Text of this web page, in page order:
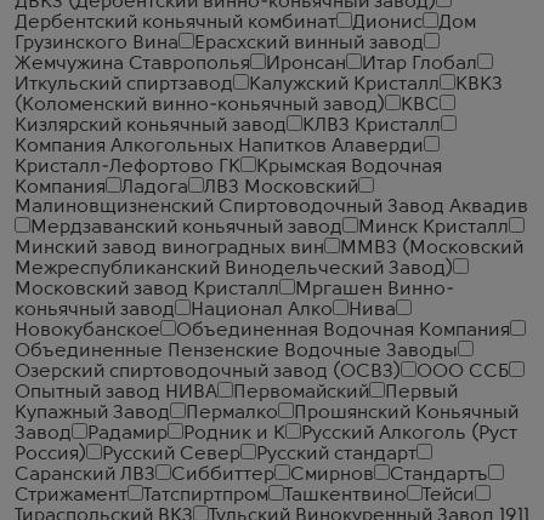
Дербентский коньячный комбинат
Дионис
Дом
Грузинского Вина
Ерасхский винный завод
Жемчужина Ставрополья
Иронсан
Итар Глобал
Иткульский спиртзавод
Калужский Кристалл
КВКЗ
(Коломенский винно-коньячный завод)
КВС
Кизлярский коньячный завод
КЛВЗ Кристалл
Компания Алкогольных Напитков Алаверди
Кристалл-Лефортово ГК
Крымская Водочная
Компания
Ладога
ЛВЗ Московский
Малиновщизненский Спиртоводочный Завод Аквадив
Мердзаванский коньячный завод
Минск Кристалл
Минский завод виноградных вин
ММВЗ (Московский
Межреспубликанский Винодельческий Завод)
Московский завод Кристалл
Мргашен Винно-
коньячный завод
Национал Алко
Нива
Новокубанское
Объединенная Водочная Компания
Объединенные Пензенские Водочные Заводы
Озерский спиртоводочный завод (ОСВЗ)
ООО ССБ
Опытный завод НИВА
Первомайский
Первый
Купажный Завод
Пермалко
Прошянский Коньячный
Завод
Радамир Родник и К
Русский Алкоголь (Руст
Россия)
Русский Север
Русский стандарт
Саранский ЛВЗ
Сиббиттер Смирнов
Стандартъ
Стрижамент
Татспиртпром Ташкентвино
Тейси